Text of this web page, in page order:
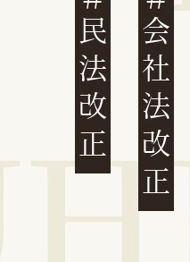
民法改正 会社法改正